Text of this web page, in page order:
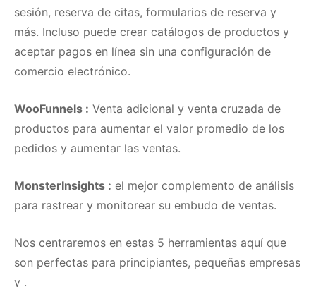
sesión, reserva de citas, formularios de reserva y
más. Incluso puede crear catálogos de productos y
aceptar pagos en línea sin una configuración de
comercio electrónico.
WooFunnels : Venta adicional y venta cruzada de
productos para aumentar el valor promedio de los
pedidos y aumentar las ventas.
MonsterInsights : el mejor complemento de análisis
para rastrear y monitorear su embudo de ventas.
Nos centraremos en estas 5 herramientas aquí que
son perfectas para principiantes, pequeñas empresas
y .